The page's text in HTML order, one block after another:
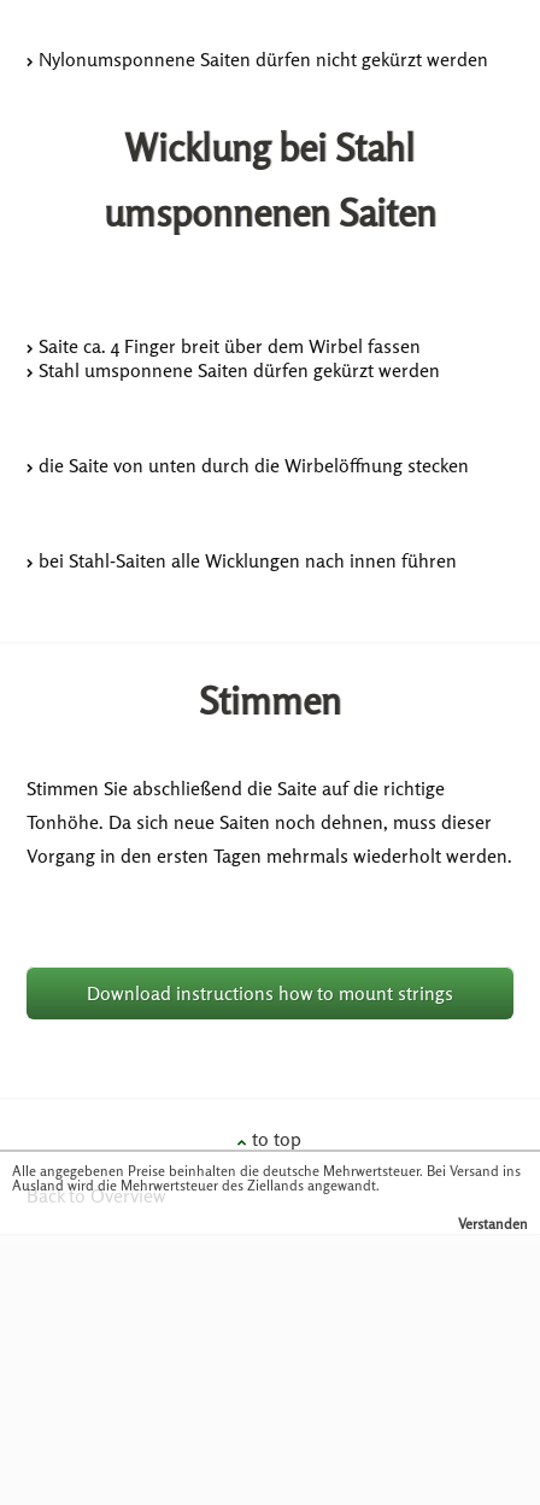
Nylonumsponnene Saiten dürfen nicht gekürzt werden
Wicklung bei Stahl
umsponnenen Saiten
Saite ca. 4 Finger breit über dem Wirbel fassen
Stahl umsponnene Saiten dürfen gekürzt werden
die Saite von unten durch die Wirbelöffnung stecken
bei Stahl-Saiten alle Wicklungen nach innen führen
Stimmen
Stimmen Sie abschließend die Saite auf die richtige
Tonhöhe. Da sich neue Saiten noch dehnen, muss dieser
Vorgang in den ersten Tagen mehrmals wiederholt werden.
Download instructions how to mount strings
to top
Back to Overview
Alle angegebenen Preise beinhalten die deutsche Mehrwertsteuer. Bei Versand ins
Ausland wird die Mehrwertsteuer des Ziellands angewandt.
Verstanden